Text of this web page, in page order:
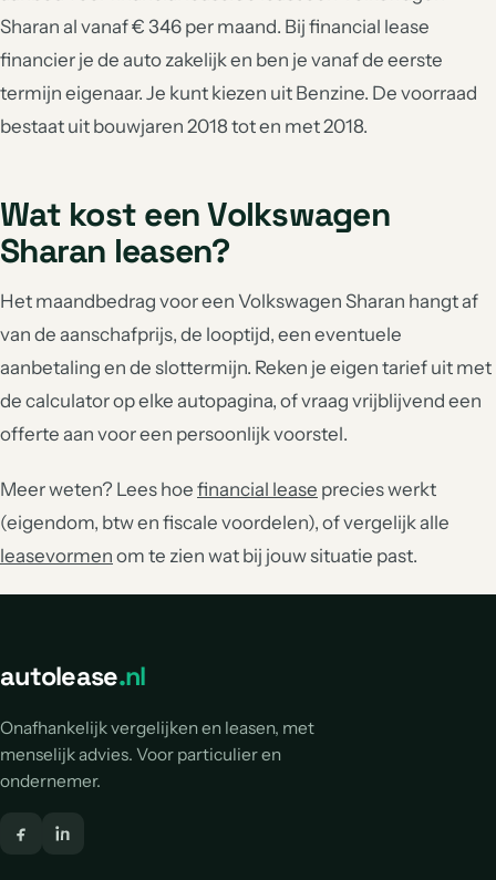
Sharan al vanaf € 346 per maand. Bij financial lease
financier je de auto zakelijk en ben je vanaf de eerste
termijn eigenaar. Je kunt kiezen uit Benzine. De voorraad
bestaat uit bouwjaren 2018 tot en met 2018.
Wat kost een Volkswagen
Sharan leasen?
Het maandbedrag voor een Volkswagen Sharan hangt af
van de aanschafprijs, de looptijd, een eventuele
aanbetaling en de slottermijn. Reken je eigen tarief uit met
de calculator op elke autopagina, of vraag vrijblijvend een
offerte aan voor een persoonlijk voorstel.
Meer weten? Lees hoe financial lease precies werkt
(eigendom, btw en fiscale voordelen), of vergelijk alle
leasevormen om te zien wat bij jouw situatie past.
autolease.nl
Onafhankelijk vergelijken en leasen, met
menselijk advies. Voor particulier en
ondernemer.